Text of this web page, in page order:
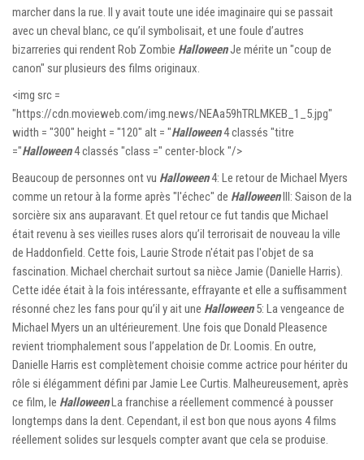
marcher dans la rue. Il y avait toute une idée imaginaire qui se passait
avec un cheval blanc, ce qu’il symbolisait, et une foule d’autres
bizarreries qui rendent Rob Zombie HalloweenJe mérite un "coup de
canon" sur plusieurs des films originaux.
<img src =
"https://cdn.movieweb.com/img.news/NEAa59hTRLMKEB_1_5.jpg"
width = "300" height = "120" alt = "Halloween4 classés "titre
="Halloween4 classés "class =" center-block "/>
Beaucoup de personnes ont vu Halloween4: Le retour de Michael Myers
comme un retour à la forme après "l'échec" de HalloweenIII: Saison de la
sorcière six ans auparavant. Et quel retour ce fut tandis que Michael
était revenu à ses vieilles ruses alors qu’il terrorisait de nouveau la ville
de Haddonfield. Cette fois, Laurie Strode n'était pas l'objet de sa
fascination. Michael cherchait surtout sa nièce Jamie (Danielle Harris).
Cette idée était à la fois intéressante, effrayante et elle a suffisamment
résonné chez les fans pour qu’il y ait une Halloween5: La vengeance de
Michael Myers un an ultérieurement. Une fois que Donald Pleasence
revient triomphalement sous l’appelation de Dr. Loomis. En outre,
Danielle Harris est complètement choisie comme actrice pour hériter du
rôle si élégamment défini par Jamie Lee Curtis. Malheureusement, après
ce film, le HalloweenLa franchise a réellement commencé à pousser
longtemps dans la dent. Cependant, il est bon que nous ayons 4 films
réellement solides sur lesquels compter avant que cela se produise.